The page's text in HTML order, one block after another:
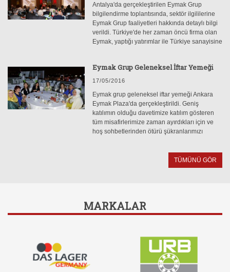
Antalya'da gerçekleştirilen Eymak Grup
bilgilendirme toplantısında, sektör ilgililerine
Eymak Grup faaliyetleri hakkında detaylı bilgi
verildi. Türkiye'de her zaman öncü firma olan
Eymak, yaptığı yatırımlar ile Türkiye sanayisine
Eymak Grup Geleneksel İftar Yemeği
17/05/2016
Eymak grup geleneksel iftar yemeği Ankara
Eymak Plaza'da gerçekleştirildi. Geniş
katılımın olduğu davetimize katılım gösteren
tüm misafirlerimize zaman ayırdıkları için ve
hoş sohbetlerinden ötürü şükranlarımızı
TÜMÜNÜ GÖR
MARKALAR